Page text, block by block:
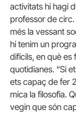
activitats hi hagi
professor de
més la vessant
hi tenim un
difícils, en què es
quotidianes. “Si
ets capaç de fer
mica la filosofia.
vegin que són